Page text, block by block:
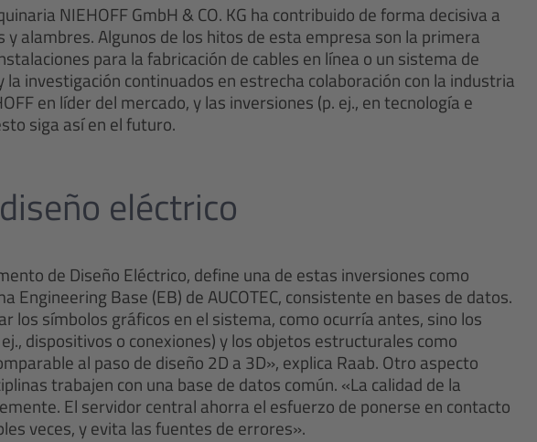
NIEHOFF GmbH & CO. KG ha contribuido de forma decisiva a
alambres. Algunos de los hitos de esta empresa son la primera
para la fabricación de cables en línea o un sistema de
investigación continuados en estrecha colaboración con la industria
en líder del mercado, y las inversiones (p. ej., en tecnología e
siga así en el futuro.
eléctrico
de Diseño Eléctrico, define una de estas inversiones como
Engineering Base (EB) de AUCOTEC, consistente en bases de datos.
los símbolos gráficos en el sistema, como ocurría antes, sino los
dispositivos o conexiones) y los objetos estructurales como
al paso de diseño 2D a 3D», explica Raab. Otro aspecto
trabajen con una base de datos común. «La calidad de la
El servidor central ahorra el esfuerzo de ponerse en contacto
veces, y evita las fuentes de errores».